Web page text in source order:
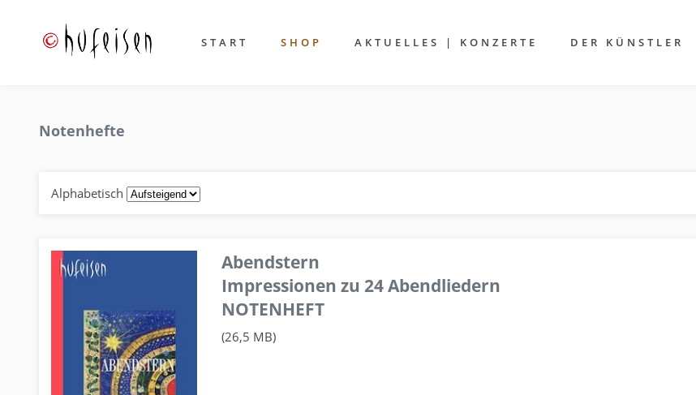
START SHOP AKTUELLES | KONZERTE DER KÜNSTLER
Notenhefte
Alphabetisch
Abendstern
Impressionen zu 24 Abendliedern
NOTENHEFT
(26,5 MB)